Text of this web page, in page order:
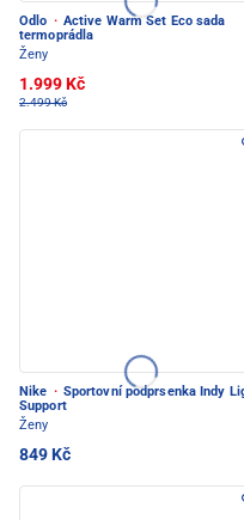
Odlo · Active Warm Set Eco sada
termoprádla
Ženy
1.999 Kč
2.499 Kč
Nike · Sportovní podprsenka Indy
Support
Ženy
849 Kč